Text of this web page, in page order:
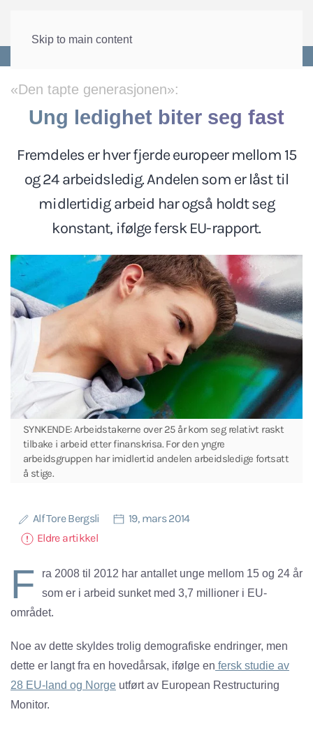
Skip to main content
«Den tapte generasjonen»:
Ung ledighet biter seg fast
Fremdeles er hver fjerde europeer mellom 15
og 24 arbeidsledig. Andelen som er låst til
midlertidig arbeid har også holdt seg
konstant, ifølge fersk EU-rapport.
SYNKENDE: Arbeidstakerne over 25 år kom seg relativt raskt
tilbake i arbeid etter finanskrisa. For den yngre
arbeidsgruppen har imidlertid andelen arbeidsledige fortsatt
å stige.
Alf Tore Bergsli
19, mars 2014
Eldre artikkel
F
ra 2008 til 2012 har antallet unge mellom 15 og 24 år
som er i arbeid sunket med 3,7 millioner i EU-
området.
Noe av dette skyldes trolig demografiske endringer, men
dette er langt fra en hovedårsak, ifølge en fersk studie av
28 EU-land og Norge utført av European Restructuring
Monitor.